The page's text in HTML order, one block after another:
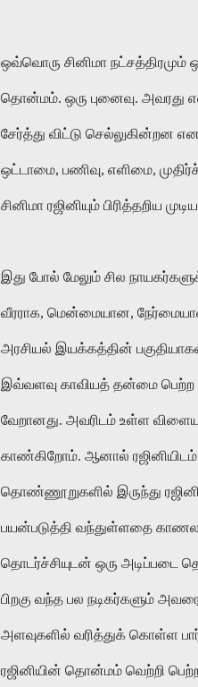
ஒவ்வொரு சினிமா
தொன்மம். ஒரு புனைவு. அவரது
சேர்த்து விட்டு செல்லுகின்றன
ஒட்டாமை, பணிவு, எளிமை,
சினிமா ரஜினியும் பிரித்தறிய
இது போல் மேலும் சில
வீரராக, மென்மையான,
அரசியல் இயக்கத்தின்
இவ்வளவு காவியத் தன்மை பெற்ற
வேறானது. அவரிடம் உள்ள
காண்கிறோம். ஆனால் ரஜினியிடம்
தொண்ணூறுகளில் இருந்து
பயன்படுத்தி வந்துள்ளதை
தொடர்ச்சியுடன் ஒரு அடிப்படை
பிறகு வந்த பல நடிகர்களும்
அளவுகளில் வரித்துக் கொள்ள
ரஜினியின் தொன்மம் வெற்றி